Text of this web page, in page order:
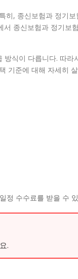
히, 종신보험과 정기
종신보험과 정기보
식이 다릅니다. 따라
기준에 대해 자세히
정 수수료를 받을 수
.